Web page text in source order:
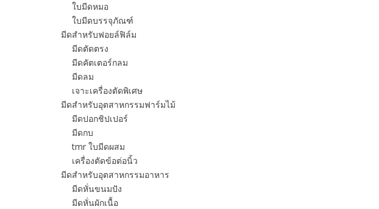
ใบมีดหมอ
ใบมีดบรรจุภัณฑ์
มีดสำหรับฟอยล์ฟิล์ม
มีดตัดตรง
มีดคัตเตอร์กลม
มีดลม
เจาะเครื่องตัดพิเศษ
มีดสำหรับอุตสาหกรรมฟาร์มไม้
มีดปอกชิปเปอร์
มีดกบ
tmr ใบมีดผสม
เครื่องตัดข้อต่อนิ้ว
มีดสำหรับอุตสาหกรรมอาหาร
มีดหั่นขนมปัง
มีดหั่นผักเนื้อ